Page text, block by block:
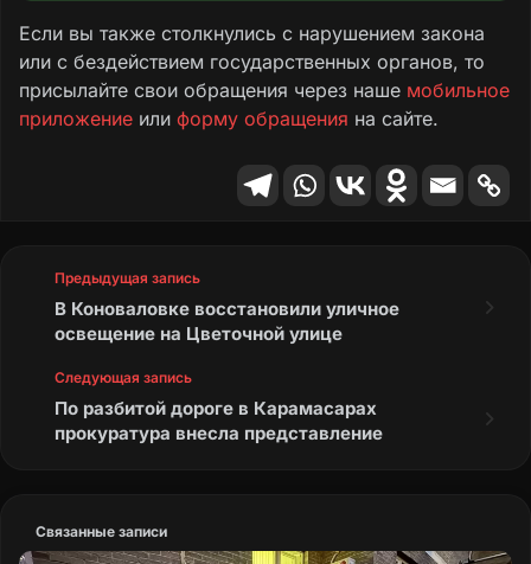
Если вы также столкнулись с нарушением закона
или с бездействием государственных органов, то
присылайте свои обращения через наше мобильное
приложение или форму обращения на сайте.
Предыдущая запись
В Коноваловке восстановили уличное
освещение на Цветочной улице
Следующая запись
По разбитой дороге в Карамасарах
прокуратура внесла представление
Связанные записи